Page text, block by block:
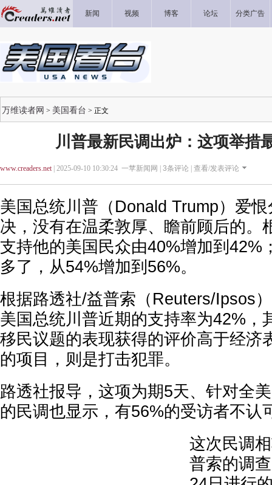
新闻 视频 博客 论坛 分类广告
万维读者网 > 美国看台 > 正文
川普最新民调出炉：这项举措
www.creaders.net| 2025-09-10 10:30:24 一苹新闻网 | 3条评论 | 查看/发表评论
美国总统川普（Donald Trump）爱
决，没有在温柔敦厚、瞻前顾后的。
支持他的美国民众由40%增加到42%
多了，从54%增加到56%。
根据路透社/益普索（Reuters/Ipsos
美国总统川普近期的支持率为42%，
移民议题的表现获得的评价高于经济
的项目，则是打击犯罪。
路透社报导，这项为期5天、针对全
的民调也显示，有56%的受访者不认
这次民调
普索的调